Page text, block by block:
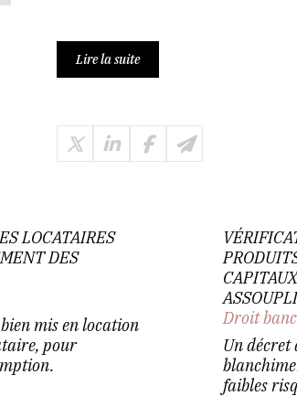
Lire la suite
LOCATAIRES
DES
mis en location
pour
Droit
Un décret
faibles